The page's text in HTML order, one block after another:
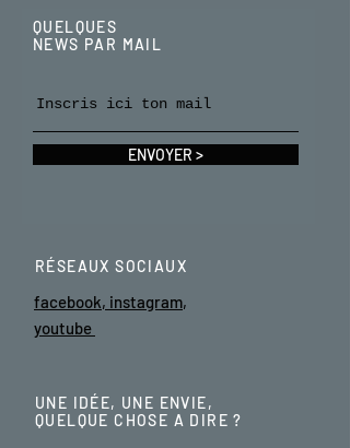
QUELQUES
NEWS PAR MAIL
ENVOYER >
RÉSEAUX SOCIAUX
facebook, instagram,
youtube
UNE IDÉE, UNE ENVIE,
QUELQUE CHOSE A DIRE ?